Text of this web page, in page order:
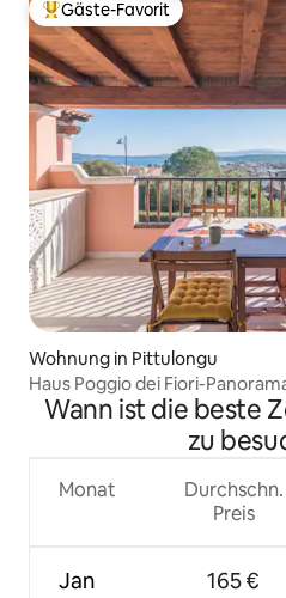
Beliebter Gäste-Favorit.
Gäste-Favorit
Wohnung in Pittulongu
Haus Poggio dei Fiori-
Wann ist die beste
zu
Monat
Jan
Durchschn.
Preis
165 €